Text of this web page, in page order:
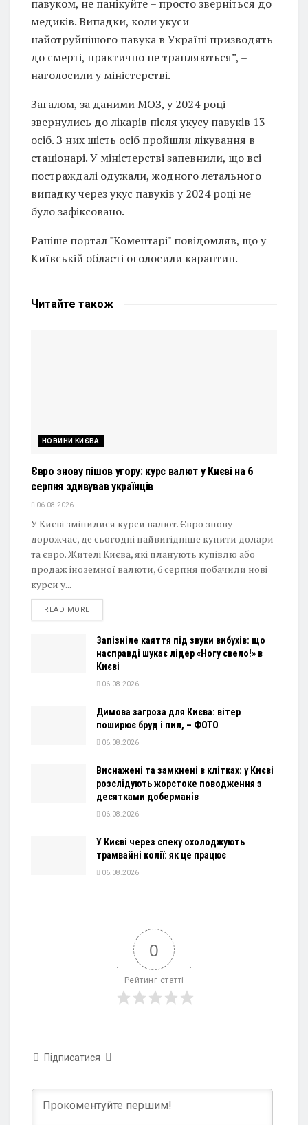
павуком, не панікуйте – просто зверніться до
медиків. Випадки, коли укуси
найотруйнішого павука в Україні призводять
до смерті, практично не трапляються”, –
наголосили у міністерстві.
Загалом, за даними МОЗ, у 2024 році
звернулись до лікарів після укусу павуків 13
осіб. З них шість осіб пройшли лікування в
стаціонарі. У міністерстві запевнили, що всі
постраждалі одужали, жодного летального
випадку через укус павуків у 2024 році не
було зафіксовано.
Раніше портал "Коментарі" повідомляв, що у
Київській області оголосили карантин.
Читайте також
НОВИНИ КИЄВА
Євро знову пішов угору: курс валют у Києві на 6
серпня здивував українців
06.08.2026
У Києві змінилися курси валют. Євро знову
дорожчає, де сьогодні найвигідніше купити долари
та євро. Жителі Києва, які планують купівлю або
продаж іноземної валюти, 6 серпня побачили нові
курси у...
READ MOREDETAILS
Запізніле каяття під звуки вибухів: що
насправді шукає лідер «Ногу свело!» в
Києві
06.08.2026
Димова загроза для Києва: вітер
поширює бруд і пил, – ФОТО
06.08.2026
Виснажені та замкнені в клітках: у Києві
розслідують жорстоке поводження з
десятками доберманів
06.08.2026
У Києві через спеку охолоджують
трамвайні колії: як це працює
06.08.2026
0
Рейтинг статті
Підписатися